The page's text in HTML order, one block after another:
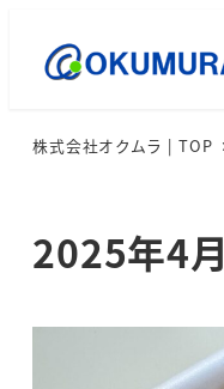
株式会社オクムラ | TOP
2025年4月